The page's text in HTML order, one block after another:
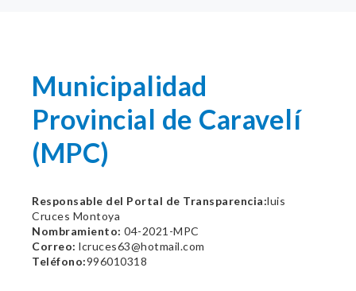
Municipalidad
Provincial de Caravelí
(MPC)
Responsable del Portal de Transparencia:luis
Cruces Montoya
Nombramiento: 04-2021-MPC
Correo: lcruces63@hotmail.com
Teléfono:996010318